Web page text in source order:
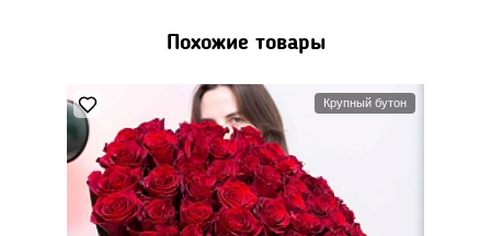
Похожие товары
Крупный бутон